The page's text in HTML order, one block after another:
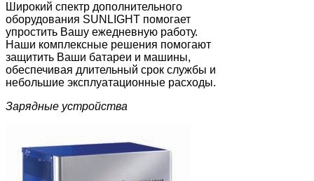
Широкий спектр дополнительного
оборудования SUNLIGHT помогает
упростить Вашу ежедневную работу.
Наши комплексные решения помогают
защитить Ваши батареи и машины,
обеспечивая длительный срок службы и
небольшие эксплуатационные расходы.
Зарядные устройства